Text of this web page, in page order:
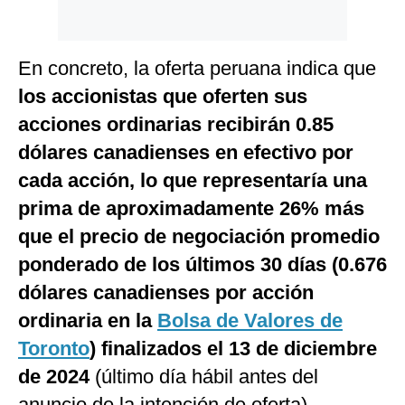
En concreto, la oferta peruana indica que
los accionistas que oferten sus
acciones ordinarias recibirán 0.85
dólares canadienses en efectivo por
cada acción, lo que representaría una
prima de aproximadamente 26% más
que el precio de negociación promedio
ponderado de los últimos 30 días (0.676
dólares canadienses por acción
ordinaria en la Bolsa de Valores de
Toronto) finalizados el 13 de diciembre
de 2024(último día hábil antes del